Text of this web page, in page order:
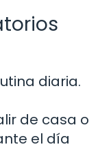
diaria.
de casa o
el día